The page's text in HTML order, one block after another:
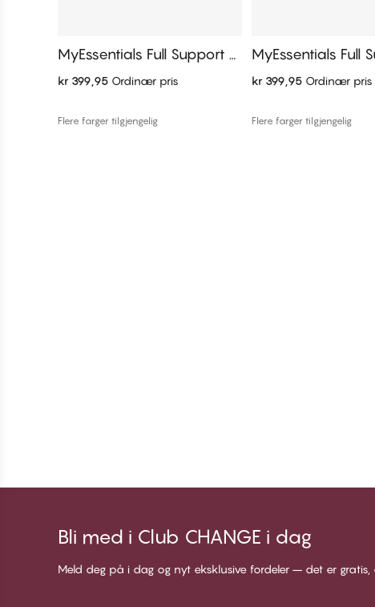
MyEssentials Full Support F
ull Cup Bh
kr 399,95 Ordinær pris
Flere farger tilgjengelig
MyEssentials Full
ull Cup Bh
kr 399,95 Ordinær pris
Flere farger tilgjengelig
Bli med i Club CHANGE i dag
Meld deg på i dag og nyt eksklusive fordeler – det er gratis,